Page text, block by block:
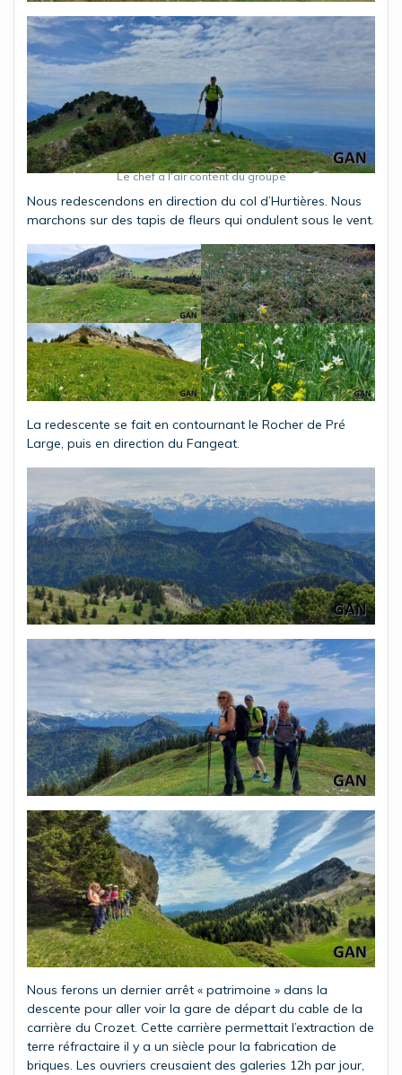
Le chef a l’air content du groupe
Nous redescendons en direction du col d’Hurtières. Nous
marchons sur des tapis de fleurs qui ondulent sous le vent.
La redescente se fait en contournant le Rocher de Pré
Large, puis en direction du Fangeat.
Nous ferons un dernier arrêt « patrimoine » dans la
descente pour aller voir la gare de départ du cable de la
carrière du Crozet. Cette carrière permettait l’extraction de
terre réfractaire il y a un siècle pour la fabrication de
briques. Les ouvriers creusaient des galeries 12h par jour,